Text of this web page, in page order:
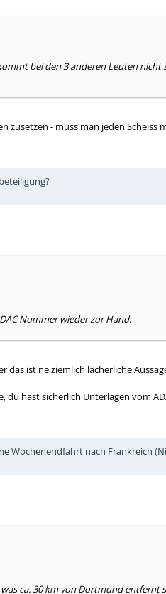
bei den 3 anderen Leuten
zusetzen - muss man jeden Scheiss
Nummer wieder zur Hand.
das ist ne ziemlich lächerliche
du hast sicherlich Unterlagen vom
Wochenendfahrt nach Frankreich
ca. 30 km von Dortmund entfernt